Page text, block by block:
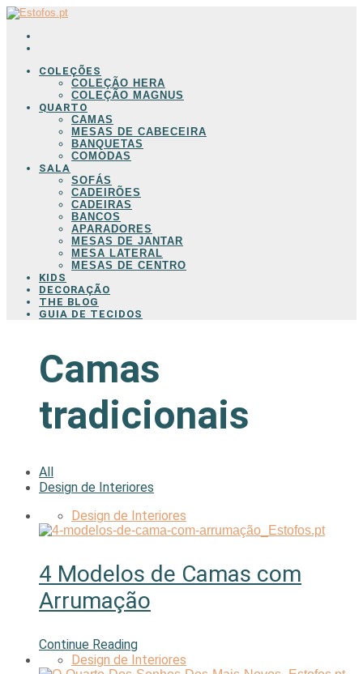
COLEÇÕES
COLEÇÃO HERA
COLEÇÃO MAGNUS
QUARTO
CAMAS
MESAS DE CABECEIRA
BANQUETAS
COMODAS
SALA
SOFÁS
CADEIRÕES
CADEIRAS
BANCOS
APARADORES
MESAS DE JANTAR
MESA LATERAL
MESAS DE CENTRO
KIDS
DECORAÇÃO
THE BLOG
GUIA DE TECIDOS
Camas
tradicionais
All
Design de Interiores
Design de Interiores
4 Modelos de Camas com
Arrumação
Continue Reading
Design de Interiores